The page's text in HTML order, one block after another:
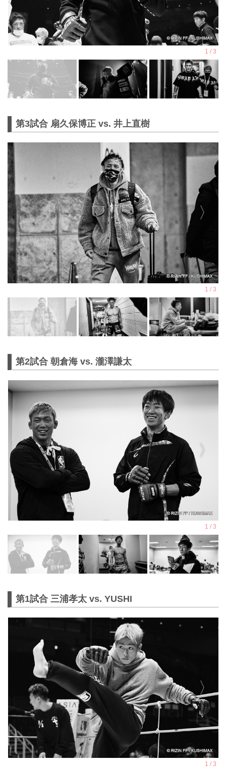
第3試合 扇久保博正 vs. 井上直樹
第2試合 朝倉海 vs. 瀧澤謙太
第1試合 三浦孝太 vs. YUSHI